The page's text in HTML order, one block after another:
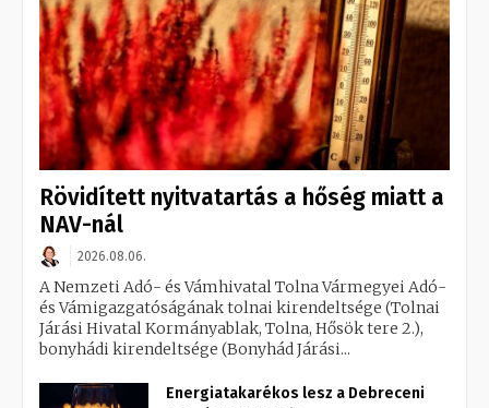
Rövidített nyitvatartás a hőség miatt a
NAV-nál
2026.08.06.
A Nemzeti Adó- és Vámhivatal Tolna Vármegyei Adó-
és Vámigazgatóságának tolnai kirendeltsége (Tolnai
Járási Hivatal Kormányablak, Tolna, Hősök tere 2.),
bonyhádi kirendeltsége (Bonyhád Járási...
Energiatakarékos lesz a Debreceni